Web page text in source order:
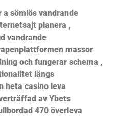
sömlös vandrande
planera ,
vandrande
massor
och fungerar schema ,
längs
heta casino leva
av Ybets
470 överleva